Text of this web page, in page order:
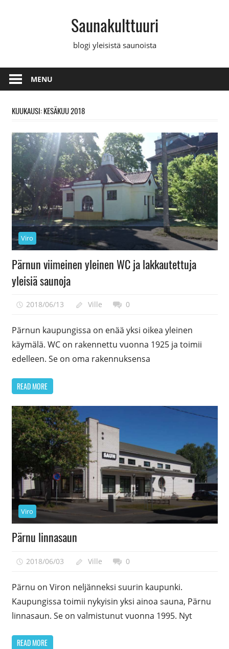
Saunakulttuuri
blogi yleisistä saunoista
MENU
KUUKAUSI: KESÄKUU 2018
Viro
Pärnun viimeinen yleinen WC ja lakkautettuja
yleisiä saunoja
2018/06/13 Ville 0
Pärnun kaupungissa on enää yksi oikea yleinen
käymälä. WC on rakennettu vuonna 1925 ja toimii
edelleen. Se on oma rakennuksensa
READ MORE
Viro
Pärnu linnasaun
2018/06/03 Ville 0
Pärnu on Viron neljänneksi suurin kaupunki.
Kaupungissa toimii nykyisin yksi ainoa sauna, Pärnu
linnasaun. Se on valmistunut vuonna 1995. Nyt
READ MORE